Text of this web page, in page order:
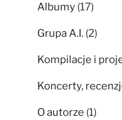
Albumy (17)
Grupa A.I. (2)
Kompilacje i
Koncerty,
O autorze (1)